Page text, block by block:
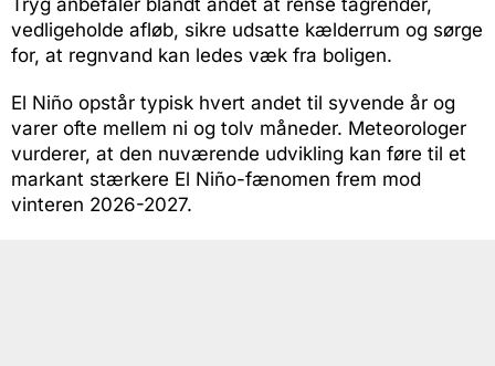
vedligeholde afløb, sikre udsatte kælderrum og sørge
for, at regnvand kan ledes væk fra boligen.
El Niño opstår typisk hvert andet til syvende år og
varer ofte mellem ni og tolv måneder. Meteorologer
vurderer, at den nuværende udvikling kan føre til et
markant stærkere El Niño-fænomen frem mod
vinteren 2026-2027.